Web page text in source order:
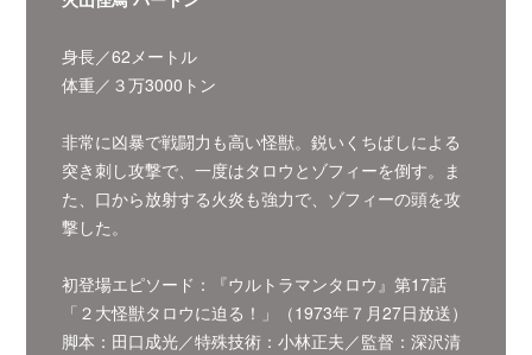
身長／62メートル
体重／３万3000トン
非常に凶暴で戦闘力も高い怪獣。鋭いくちばしによる
突き刺し攻撃で、一度はタロウとゾフィーを倒す。ま
た、口から放射する火炎も強力で、ゾフィーの頭を攻
撃した。
初登場エピソード：『ウルトラマンタロウ』第17話
「２大怪獣タロウに迫る！」（1973年７月27日放送）
脚本：田口成光／特殊技術：小林正夫／監督：深沢清